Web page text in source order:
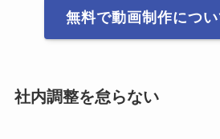
無料で動画制作につ
社内調整を怠らない